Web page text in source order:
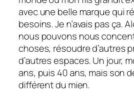
avec une belle marque qui
besoins. Je n’avais pas ça.
nous pouvons nous
choses, résoudre d’autres
d’autres espaces. Un jour,
ans, puis 40 ans, mais son
différent du mien.